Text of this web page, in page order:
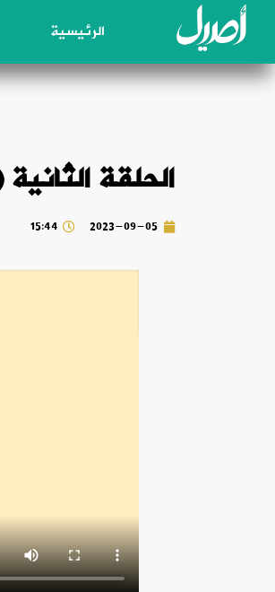
الرئيسية
الحلقة
2023-09-05
15:44